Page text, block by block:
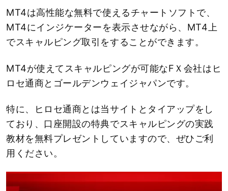
MT4は高性能な無料で使えるチャートソフトで、
MT4にインジケーターを表示させながら、MT4上
でスキャルピング取引をすることができます。
MT4が使えてスキャルピングが可能なFＸ会社はヒ
ロセ通商とゴールデンウェイジャパンです。
特に、ヒロセ通商とは当サイトとタイアップをし
ており、口座開設の特典でスキャルピングの実践
教材を無料プレゼントしていますので、ぜひご利
用ください。